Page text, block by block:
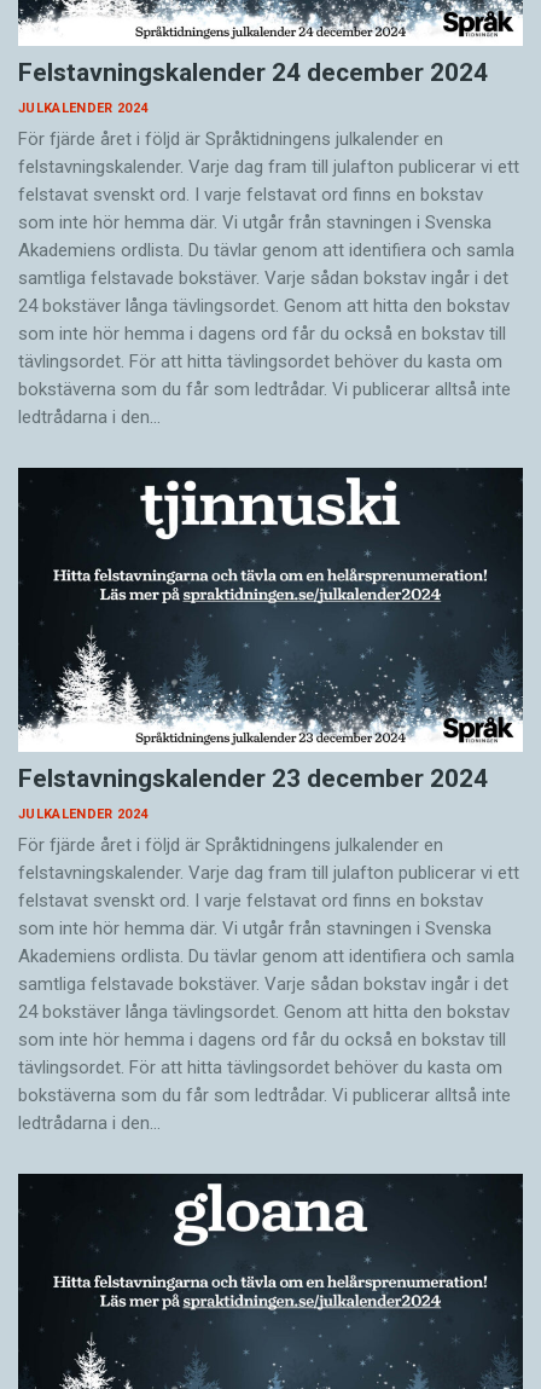
Felstavningskalender 24 december 2024
JULKALENDER 2024
För fjärde året i följd är Språktidningens julkalender en
felstavningskalender. Varje dag fram till julafton publicerar vi ett
felstavat svenskt ord. I varje felstavat ord finns en bokstav
som inte hör hemma där. Vi utgår från stavningen i Svenska
Akademiens ordlista. Du tävlar genom att identifiera och samla
samtliga felstavade bokstäver. Varje sådan bokstav ingår i det
24 bokstäver långa tävlingsordet. Genom att hitta den bokstav
som inte hör hemma i dagens ord får du också en bokstav till
tävlingsordet. För att hitta tävlingsordet behöver du kasta om
bokstäverna som du får som ledtrådar. Vi publicerar alltså inte
ledtrådarna i den…
Felstavningskalender 23 december 2024
JULKALENDER 2024
För fjärde året i följd är Språktidningens julkalender en
felstavningskalender. Varje dag fram till julafton publicerar vi ett
felstavat svenskt ord. I varje felstavat ord finns en bokstav
som inte hör hemma där. Vi utgår från stavningen i Svenska
Akademiens ordlista. Du tävlar genom att identifiera och samla
samtliga felstavade bokstäver. Varje sådan bokstav ingår i det
24 bokstäver långa tävlingsordet. Genom att hitta den bokstav
som inte hör hemma i dagens ord får du också en bokstav till
tävlingsordet. För att hitta tävlingsordet behöver du kasta om
bokstäverna som du får som ledtrådar. Vi publicerar alltså inte
ledtrådarna i den…